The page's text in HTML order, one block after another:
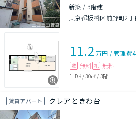
新築 / 3階建
東京都板橋区前野町2丁
11.2 万円 /管理費
敷 無料 礼 無料
1LDK/30㎡ / 3階
賃貸アパート クレアときわ台